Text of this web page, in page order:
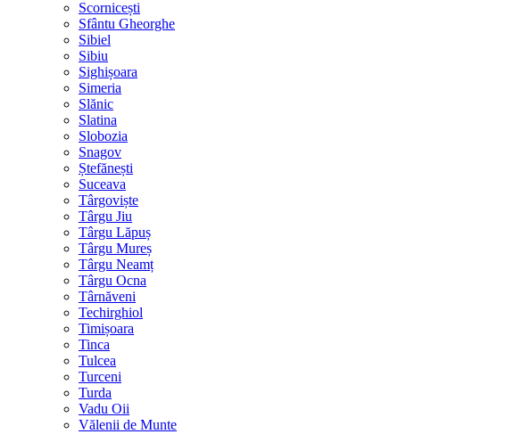
Scornicești
Sfântu Gheorghe
Sibiel
Sibiu
Sighișoara
Simeria
Slănic
Slatina
Slobozia
Snagov
Ștefănești
Suceava
Târgoviște
Târgu Jiu
Târgu Lăpuș
Târgu Mureș
Târgu Neamț
Târgu Ocna
Târnăveni
Techirghiol
Timișoara
Tinca
Tulcea
Turceni
Turda
Vadu Oii
Vălenii de Munte